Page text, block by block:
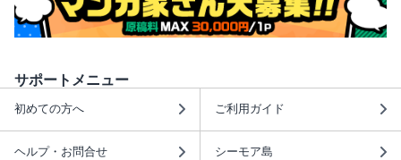
サポートメニュー
初めての方へ ご利用ガイド
ヘルプ・お問合せ シーモア島